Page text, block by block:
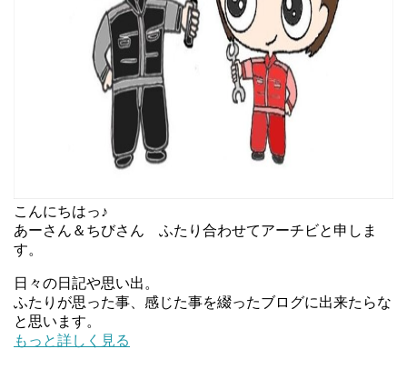
こんにちはっ♪
あーさん＆ちびさん ふたり合わせてアーチビと申しま
す。
日々の日記や思い出。
ふたりが思った事、感じた事を綴ったブログに出来たらな
と思います。
もっと詳しく見る